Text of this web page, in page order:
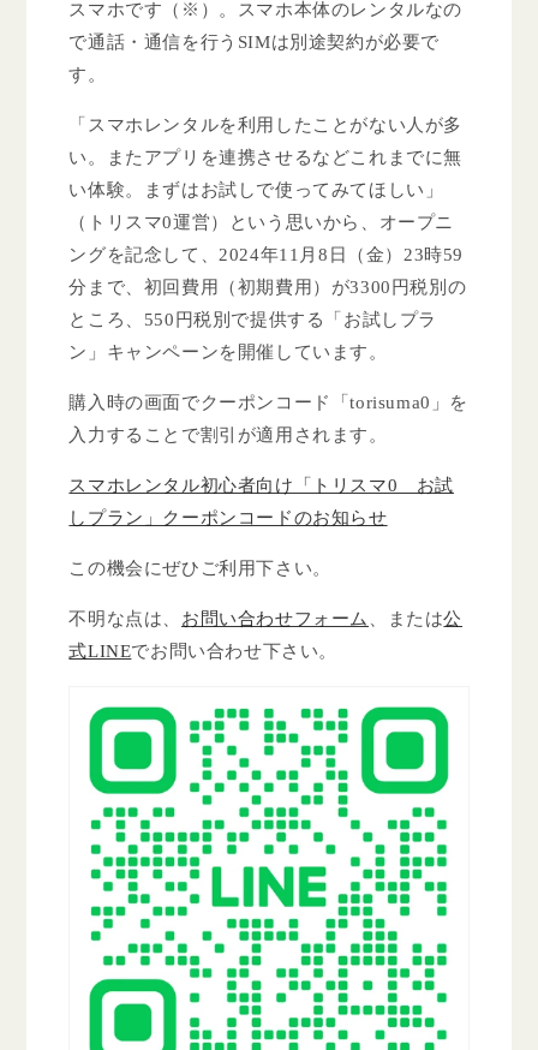
スマホです（※）。スマホ本体のレンタルなの
で通話・通信を行うSIMは別途契約が必要で
す。
「スマホレンタルを利用したことがない人が多
い。またアプリを連携させるなどこれまでに無
い体験。まずはお試しで使ってみてほしい」
（トリスマ0運営）という思いから、オープニ
ングを記念して、2024年11月8日（金）23時59
分まで、初回費用（初期費用）が3300円税別の
ところ、550円税別で提供する「お試しプラ
ン」キャンペーンを開催しています。
購入時の画面でクーポンコード「torisuma0」を
入力することで割引が適用されます。
スマホレンタル初心者向け「トリスマ0 お試
しプラン」クーポンコードのお知らせ
この機会にぜひご利用下さい。
不明な点は、 お問い合わせフォーム 、または公
式LINEでお問い合わせ下さい。